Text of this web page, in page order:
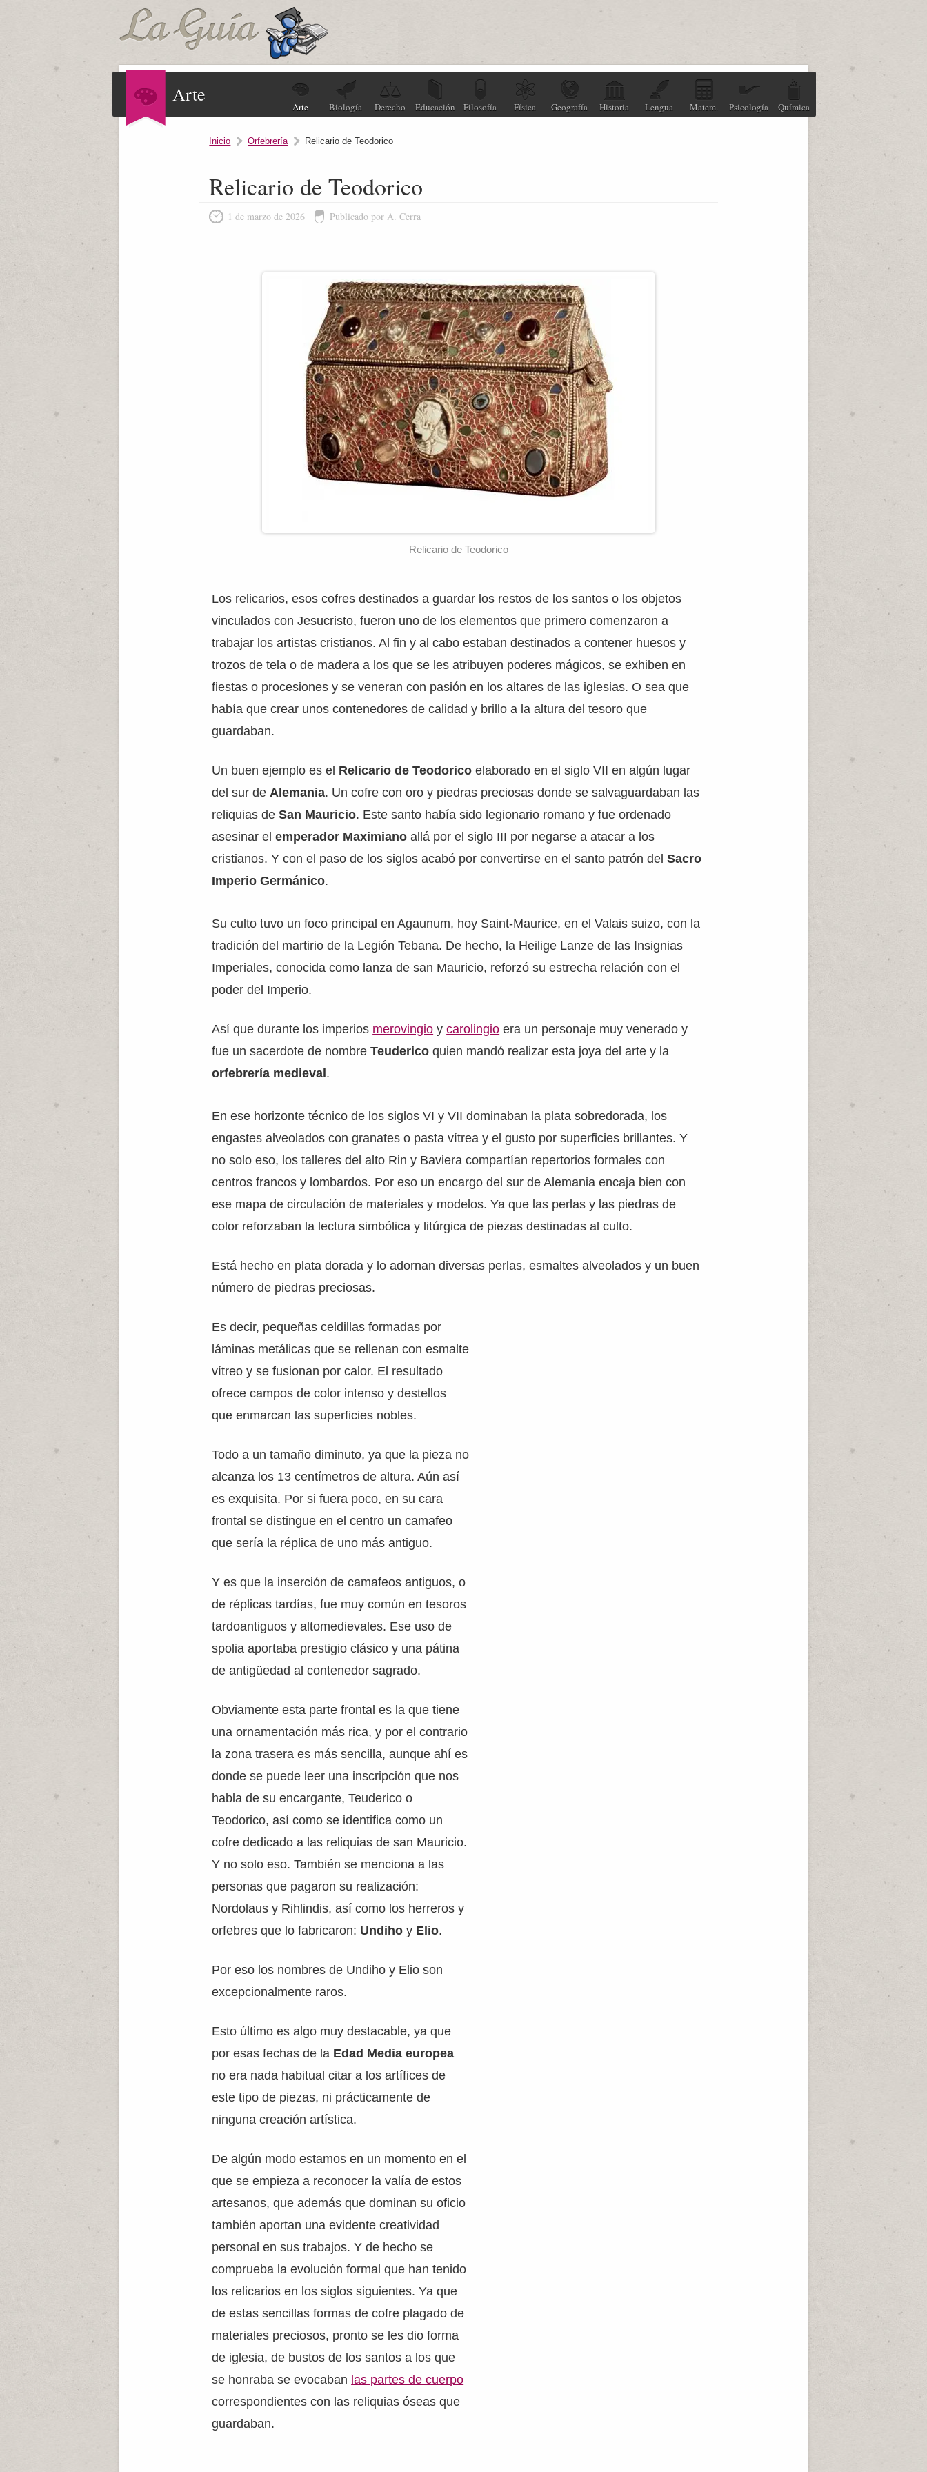
Arte
Arte Biología Derecho Educación Filosofía Física Geografía Historia Lengua Matem. Psicología Química
Inicio Orfebrería Relicario de Teodorico
Relicario de Teodorico
1 de marzo de 2026 Publicado por A. Cerra
Relicario de Teodorico
Los relicarios, esos cofres destinados a guardar los restos de los santos o los objetos
vinculados con Jesucristo, fueron uno de los elementos que primero comenzaron a
trabajar los artistas cristianos. Al fin y al cabo estaban destinados a contener huesos y
trozos de tela o de madera a los que se les atribuyen poderes mágicos, se exhiben en
fiestas o procesiones y se veneran con pasión en los altares de las iglesias. O sea que
había que crear unos contenedores de calidad y brillo a la altura del tesoro que
guardaban.
Un buen ejemplo es el Relicario de Teodorico elaborado en el siglo VII en algún lugar
del sur deAlemania. Un cofre con oro y piedras preciosas donde se salvaguardaban las
reliquias deSan Mauricio. Este santo había sido legionario romano y fue ordenado
asesinar elemperador Maximiano allá por el siglo III por negarse a atacar a los
cristianos. Y con el paso de los siglos acabó por convertirse en el santo patrón del Sacro
Imperio Germánico.
Su culto tuvo un foco principal en Agaunum, hoy Saint-Maurice, en el Valais suizo, con la
tradición del martirio de la Legión Tebana. De hecho, la Heilige Lanze de las Insignias
Imperiales, conocida como lanza de san Mauricio, reforzó su estrecha relación con el
poder del Imperio.
Así que durante los imperios merovingio ycarolingio era un personaje muy venerado y
fue un sacerdote de nombreTeuderico quien mandó realizar esta joya del arte y la
orfebrería medieval .
En ese horizonte técnico de los siglos VI y VII dominaban la plata sobredorada, los
engastes alveolados con granates o pasta vítrea y el gusto por superficies brillantes. Y
no solo eso, los talleres del alto Rin y Baviera compartían repertorios formales con
centros francos y lombardos. Por eso un encargo del sur de Alemania encaja bien con
ese mapa de circulación de materiales y modelos. Ya que las perlas y las piedras de
color reforzaban la lectura simbólica y litúrgica de piezas destinadas al culto.
Está hecho en plata dorada y lo adornan diversas perlas, esmaltes alveolados y un buen
número de piedras preciosas.
Es decir, pequeñas celdillas formadas por
láminas metálicas que se rellenan con esmalte
vítreo y se fusionan por calor. El resultado
ofrece campos de color intenso y destellos
que enmarcan las superficies nobles.
Todo a un tamaño diminuto, ya que la pieza no
alcanza los 13 centímetros de altura. Aún así
es exquisita. Por si fuera poco, en su cara
frontal se distingue en el centro un camafeo
que sería la réplica de uno más antiguo.
Y es que la inserción de camafeos antiguos, o
de réplicas tardías, fue muy común en tesoros
tardoantiguos y altomedievales. Ese uso de
spolia aportaba prestigio clásico y una pátina
de antigüedad al contenedor sagrado.
Obviamente esta parte frontal es la que tiene
una ornamentación más rica, y por el contrario
la zona trasera es más sencilla, aunque ahí es
donde se puede leer una inscripción que nos
habla de su encargante, Teuderico o
Teodorico, así como se identifica como un
cofre dedicado a las reliquias de san Mauricio.
Y no solo eso. También se menciona a las
personas que pagaron su realización:
Nordolaus y Rihlindis, así como los herreros y
orfebres que lo fabricaron: Undiho y Elio.
Por eso los nombres de Undiho y Elio son
excepcionalmente raros.
Esto último es algo muy destacable, ya que
por esas fechas de la Edad Media europea
no era nada habitual citar a los artífices de
este tipo de piezas, ni prácticamente de
ninguna creación artística.
De algún modo estamos en un momento en el
que se empieza a reconocer la valía de estos
artesanos, que además que dominan su oficio
también aportan una evidente creatividad
personal en sus trabajos. Y de hecho se
comprueba la evolución formal que han tenido
los relicarios en los siglos siguientes. Ya que
de estas sencillas formas de cofre plagado de
materiales preciosos, pronto se les dio forma
de iglesia, de bustos de los santos a los que
se honraba se evocaban las partes de cuerpo
correspondientes con las reliquias óseas que
guardaban.